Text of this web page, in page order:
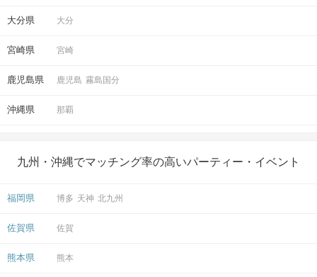
大分県 大分
宮崎県 宮崎
鹿児島県 鹿児島 霧島国分
沖縄県 那覇
九州・沖縄でマッチング率の高いパーティー・イベント
福岡県 博多 天神 北九州
佐賀県 佐賀
熊本県 熊本